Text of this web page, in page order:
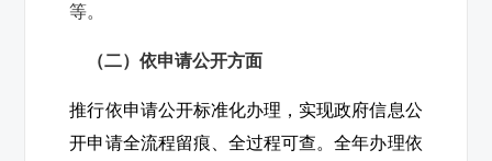
等。
（二）依申请公开方面
推行依申请公开标准化办理，实现政府信息公
开申请全流程留痕、全过程可查。全年办理依